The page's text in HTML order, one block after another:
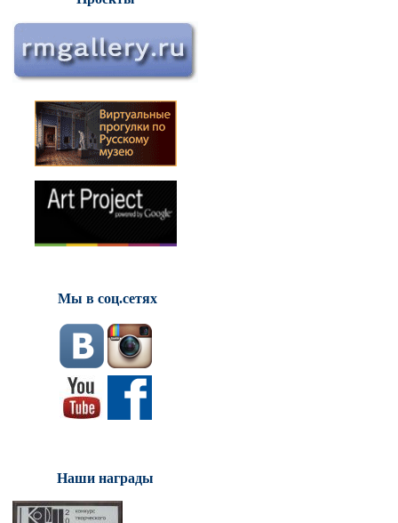
Мы в соц.сетях
Наши награды